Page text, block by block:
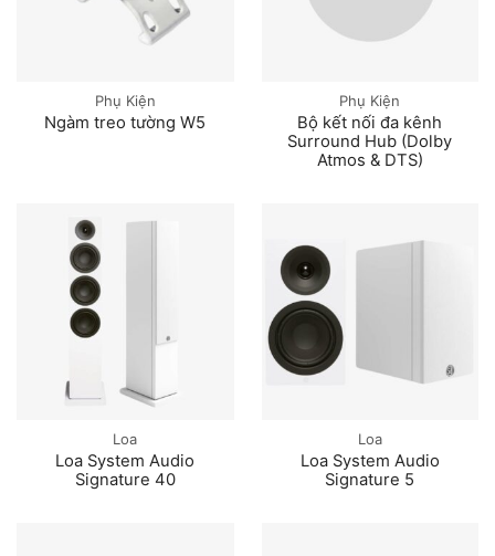
Phụ Kiện
Ngàm treo tường W5
Phụ Kiện
Bộ kết nối đa kênh
Surround Hub (Dolby
Atmos & DTS)
Loa
Loa System Audio
Signature 40
Loa
Loa System Audio
Signature 5